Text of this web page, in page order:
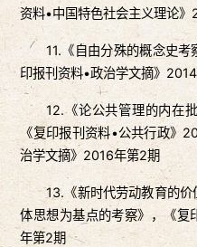
资料•中国特色社会主义理论》
11.《自由分殊的概念史
印报刊资料•政治学文摘》
12.《论公共管理的内在
《复印报刊资料•公共行政》
治学文摘》2016年第2期
13.《新时代劳动教育的
体思想为基点的考察》，《复
年第2期